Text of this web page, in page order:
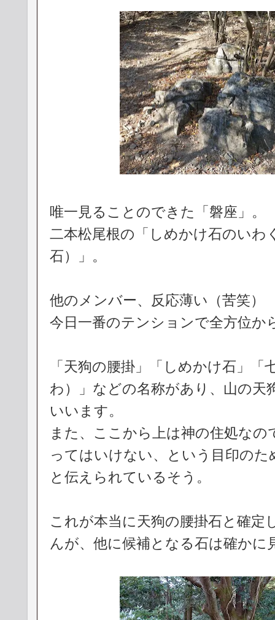
唯一見ることのできた「磐座」。
二本松尾根の「しめかけ石のいわ
石）」。
他のメンバー、反応薄い（苦笑）
今日一番のテンションで全方位か
「天狗の腰掛」「しめかけ石」「
わ）」などの名称があり、山の天
いいます。
また、ここから上は神の住処なの
ってはいけない、という目印の
と伝えられているそう。
これが本当に天狗の腰掛石と確定
んが、他に候補となる石は確かに